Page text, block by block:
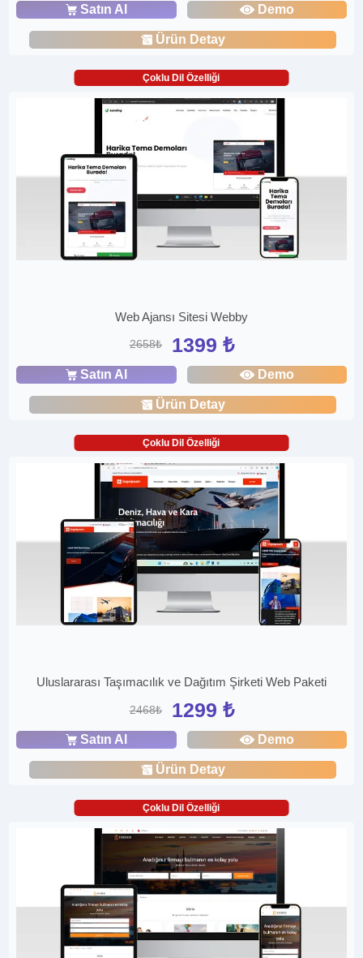
Satın Al Demo
Ürün Detay
Çoklu Dil Özelliği
Web Ajansı Sitesi Webby
2658₺ 1399 ₺
Satın Al Demo
Ürün Detay
Çoklu Dil Özelliği
Uluslararası Taşımacılık ve Dağıtım Şirketi Web Paketi
2468₺ 1299 ₺
Satın Al Demo
Ürün Detay
Çoklu Dil Özelliği